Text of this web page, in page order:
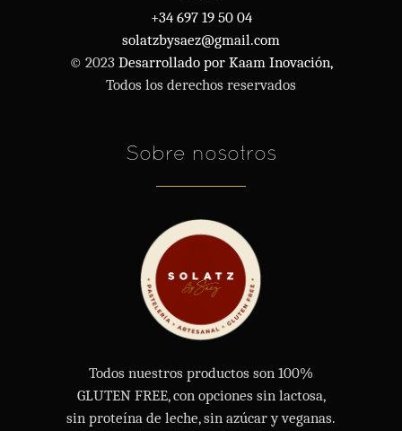
+34 697 19 50 04
solatzbysaez@gmail.com
© 2023 Desarrollado por Kaam Inovación,
Todos los derechos reservados
Sobre nosotros
Todos nuestros productos son 100%
GLUTEN FREE, con opciones sin lactosa,
sin proteína de leche, sin azúcar y veganas.